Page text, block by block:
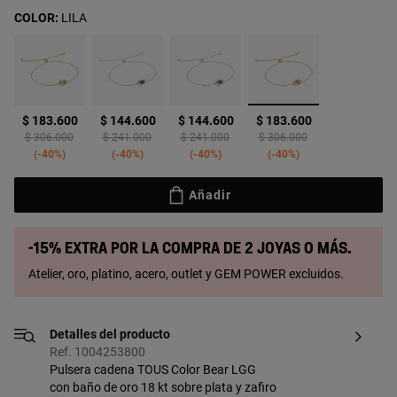
$ 183.600
Price reduced from
$ 306.000to
-40%
$ 144.600
Price reduced from
$ 241.000to
-40%
$ 144.600
Price reduced from
$ 241.000to
-40%
seleccionado
$ 183.600
Price reduced from
$ 306.000to
-40%
COLOR: LILA
Añadir
-15% extra por la compra de 2 joyas o más.
Atelier, oro, platino, acero, outlet y GEM POWER excluidos.
Detalles del producto
Ref. 1004253800
Pulsera cadena TOUS Color Bear LGG
con baño de oro 18 kt sobre plata y zafiro